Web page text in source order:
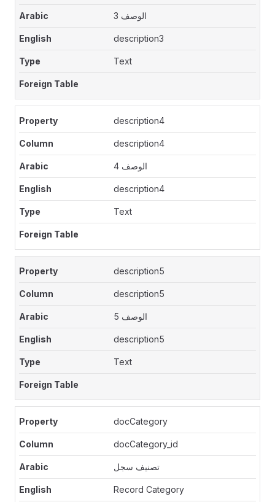
الوصف 3
description3
Text
description4
description4
الوصف 4
description4
Text
description5
description5
الوصف 5
description5
Text
docCategory
docCategory_id
تصنيف سجل
Record Category